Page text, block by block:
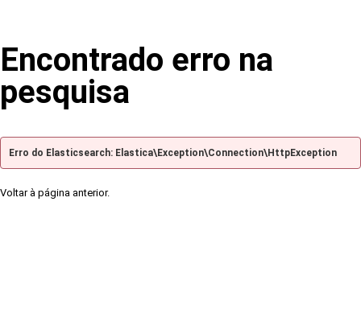
Encontrado erro na
pesquisa
Erro do Elasticsearch: Elastica\Exception\Connection\HttpException
Voltar à página anterior.